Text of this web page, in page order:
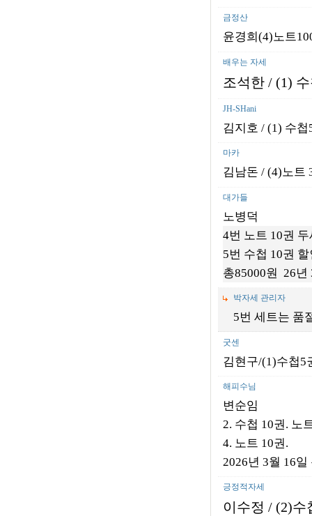
금정산
윤경희(4)노트
배우는 자세
조석한 / (1)
JH-SHani
김지호 / (1) 수
마카
김남돈 / (4)노트
대가들
노병덕
4번 노트 10권
5번 수첩 10권
총85000원 26년
박자세 관리자
5번 세트는 품
굿센
김현구/(1)수첩5
해피수님
변순임
2. 수첩 10권. 노
4. 노트 10권.
2026년 3월 16
긍정적자세
이수정 / (2)수